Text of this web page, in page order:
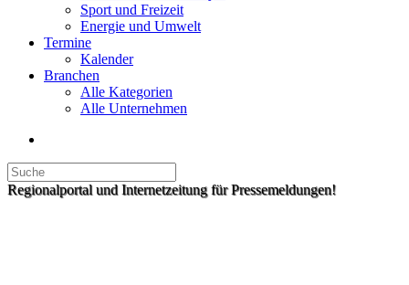
Sport und Freizeit
Energie und Umwelt
Termine
Kalender
Branchen
Alle Kategorien
Alle Unternehmen
Regionalportal und Internetzeitung für Pressemeldungen!